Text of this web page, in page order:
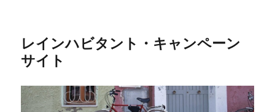
レインハビタント・キャンペーン
サイト